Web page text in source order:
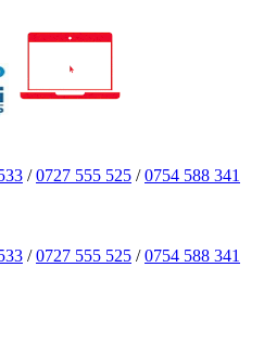
/0727 555 525 /0754 588 341
/0727 555 525 /0754 588 341